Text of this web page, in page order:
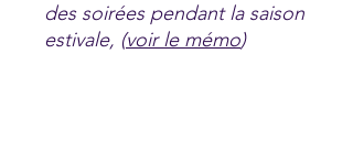
des soirées pendant la saison
estivale, (voir le mémo)